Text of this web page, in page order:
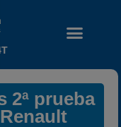
2ª prueba